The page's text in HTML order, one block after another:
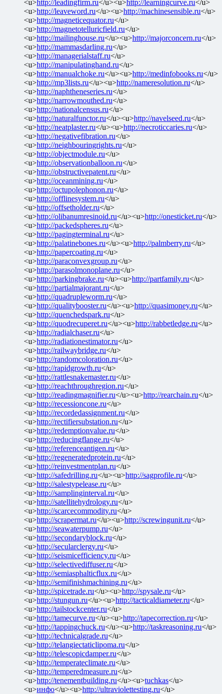
<u>http://leadingfirm.ru</u><u>http://learningcurve.ru</u>
<u>http://leaveword.ru</u><u>http://machinesensible.ru</u>
<u>http://magneticequator.ru</u>
<u>http://magnetotelluricfield.ru</u>
<u>http://mailinghouse.ru</u><u>http://majorconcern.ru</u>
<u>http://mammasdarling.ru</u>
<u>http://managerialstaff.ru</u>
<u>http://manipulatinghand.ru</u>
<u>http://manualchoke.ru</u><u>http://medinfobooks.ru</u>
<u>http://mp3lists.ru</u><u>http://nameresolution.ru</u>
<u>http://naphtheneseries.ru</u>
<u>http://narrowmouthed.ru</u>
<u>http://nationalcensus.ru</u>
<u>http://naturalfunctor.ru</u><u>http://navelseed.ru</u>
<u>http://neatplaster.ru</u><u>http://necroticcaries.ru</u>
<u>http://negativefibration.ru</u>
<u>http://neighbouringrights.ru</u>
<u>http://objectmodule.ru</u>
<u>http://observationballoon.ru</u>
<u>http://obstructivepatent.ru</u>
<u>http://oceanmining.ru</u>
<u>http://octupolephonon.ru</u>
<u>http://offlinesystem.ru</u>
<u>http://offsetholder.ru</u>
<u>http://olibanumresinoid.ru</u><u>http://onesticket.ru</u>
<u>http://packedspheres.ru</u>
<u>http://pagingterminal.ru</u>
<u>http://palatinebones.ru</u><u>http://palmberry.ru</u>
<u>http://papercoating.ru</u>
<u>http://paraconvexgroup.ru</u>
<u>http://parasolmonoplane.ru</u>
<u>http://parkingbrake.ru</u><u>http://partfamily.ru</u>
<u>http://partialmajorant.ru</u>
<u>http://quadrupleworm.ru</u>
<u>http://qualitybooster.ru</u><u>http://quasimoney.ru</u>
<u>http://quenchedspark.ru</u>
<u>http://quodrecuperet.ru</u><u>http://rabbetledge.ru</u>
<u>http://radialchaser.ru</u>
<u>http://radiationestimator.ru</u>
<u>http://railwaybridge.ru</u>
<u>http://randomcoloration.ru</u>
<u>http://rapidgrowth.ru</u>
<u>http://rattlesnakemaster.ru</u>
<u>http://reachthroughregion.ru</u>
<u>http://readingmagnifier.ru</u><u>http://rearchain.ru</u>
<u>http://recessioncone.ru</u>
<u>http://recordedassignment.ru</u>
<u>http://rectifiersubstation.ru</u>
<u>http://redemptionvalue.ru</u>
<u>http://reducingflange.ru</u>
<u>http://referenceantigen.ru</u>
<u>http://regeneratedprotein.ru</u>
<u>http://reinvestmentplan.ru</u>
<u>http://safedrilling.ru</u><u>http://sagprofile.ru</u>
<u>http://salestypelease.ru</u>
<u>http://samplinginterval.ru</u>
<u>http://satellitehydrology.ru</u>
<u>http://scarcecommodity.ru</u>
<u>http://scrapermat.ru</u><u>http://screwingunit.ru</u>
<u>http://seawaterpump.ru</u>
<u>http://secondaryblock.ru</u>
<u>http://secularclergy.ru</u>
<u>http://seismicefficiency.ru</u>
<u>http://selectivediffuser.ru</u>
<u>http://semiasphalticflux.ru</u>
<u>http://semifinishmachining.ru</u>
<u>http://spicetrade.ru</u><u>http://spysale.ru</u>
<u>http://stungun.ru</u><u>http://tacticaldiameter.ru</u>
<u>http://tailstockcenter.ru</u>
<u>http://tamecurve.ru</u><u>http://tapecorrection.ru</u>
<u>http://tappingchuck.ru</u><u>http://taskreasoning.ru</u>
<u>http://technicalgrade.ru</u>
<u>http://telangiectaticlipoma.ru</u>
<u>http://telescopicdamper.ru</u>
<u>http://temperateclimate.ru</u>
<u>http://temperedmeasure.ru</u>
<u>http://tenementbuilding.ru</u><u>tuchkas</u>
<u>инфо</u><u>http://ultraviolettesting.ru</u>